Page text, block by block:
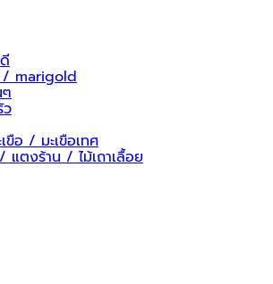
/ marigold
อ / มะเขือเทศ
แตงร้าน / ไม้เถาเลื้อย